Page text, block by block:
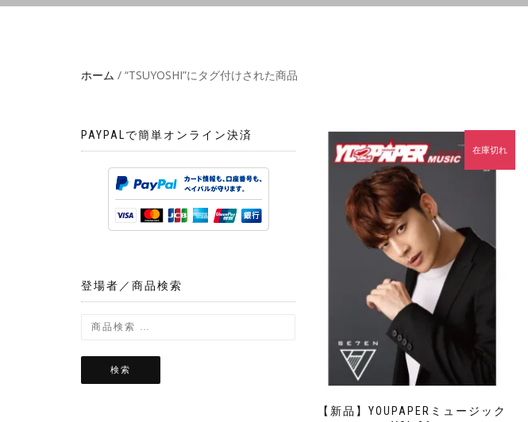
ホーム / “TSUYOSHI”にタグ付けされた商品
【新品】YOUPAPERミュージック
在庫切れ
PAYPALで簡単オンライン決済
登場者／商品検索
検索